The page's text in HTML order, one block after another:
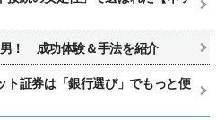
！ 成功体験＆手法を紹介
証券は「銀行選び」でもっと便